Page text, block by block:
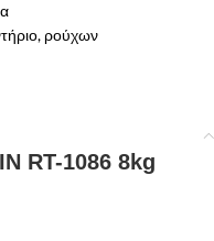
,ρούχων
RT-1086 8kg